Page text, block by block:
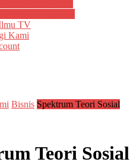
TV
Kami
Bisnis Spektrum Teori Sosial
Teori Sosial